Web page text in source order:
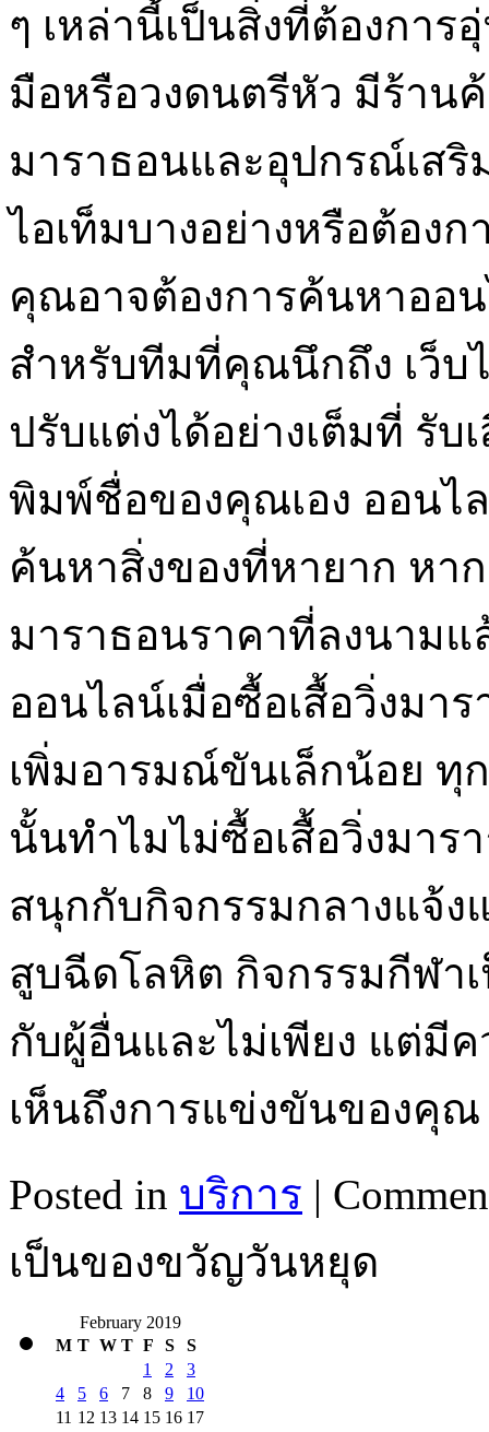
ๆ เหล่านี้เป็นสิ่งที่ต้องกา
มือหรือวงดนตรีหัว มีร้าน
มาราธอนและอุปกรณ์เส
ไอเท็มบางอย่างหรือต้อง
คุณอาจต้องการค้นหาออ
สำหรับทีมที่คุณนึกถึง เว็บ
ปรับแต่งได้อย่างเต็มที่ รั
พิมพ์ชื่อของคุณเอง ออนไ
ค้นหาสิ่งของที่หายาก หา
มาราธอนราคาที่ลงนาม
ออนไลน์เมื่อซื้อเสื้อวิ่งมา
เพิ่มอารมณ์ขันเล็กน้อย ทุ
นั้นทำไมไม่ซื้อเสื้อวิ่งมาร
สนุกกับกิจกรรมกลางแจ้ง
สูบฉีดโลหิต กิจกรรมกีฬา
กับผู้อื่นและไม่เพียง แต่มี
เห็นถึงการแข่งขันของคุ
Posted in บริการ |
เป็นของขวัญวันหยุด
February 2019
M T W T F S
S
1
2
3
4
5 6 7 8 9
10
11 12 13 14 15 16 17